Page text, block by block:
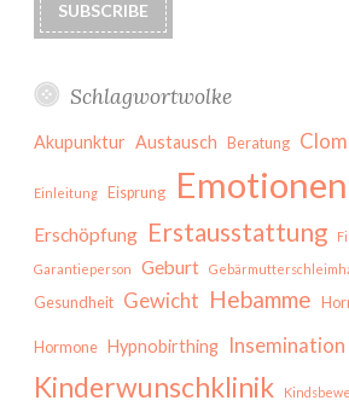
Schlagwortwolke
Akupunktur Austausch Beratung
Einleitung Eisprung Emotionen
Erschöpfung Erstausstattung
Garantieperson Geburt
Gesundheit Gewicht Hebamme
Hormone Hypnobirthing Insemination
Kinderwunschklinik